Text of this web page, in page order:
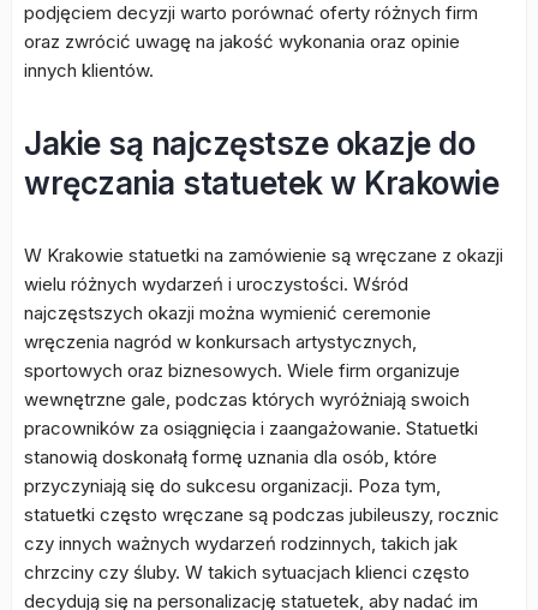
podjęciem decyzji warto porównać oferty różnych firm
oraz zwrócić uwagę na jakość wykonania oraz opinie
innych klientów.
Jakie są najczęstsze okazje do
wręczania statuetek w Krakowie
W Krakowie statuetki na zamówienie są wręczane z okazji
wielu różnych wydarzeń i uroczystości. Wśród
najczęstszych okazji można wymienić ceremonie
wręczenia nagród w konkursach artystycznych,
sportowych oraz biznesowych. Wiele firm organizuje
wewnętrzne gale, podczas których wyróżniają swoich
pracowników za osiągnięcia i zaangażowanie. Statuetki
stanowią doskonałą formę uznania dla osób, które
przyczyniają się do sukcesu organizacji. Poza tym,
statuetki często wręczane są podczas jubileuszy, rocznic
czy innych ważnych wydarzeń rodzinnych, takich jak
chrzciny czy śluby. W takich sytuacjach klienci często
decydują się na personalizację statuetek, aby nadać im